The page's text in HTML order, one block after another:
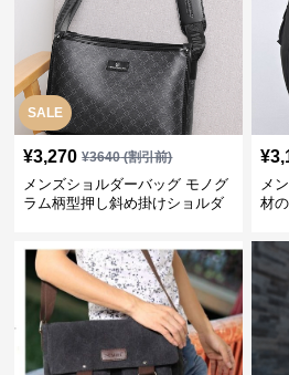
SALE
¥3,270 ¥3640(割引前)
メンズショルダーバッグ モノグ
ラム柄型押し斜め掛けショルダ
¥
メ
材